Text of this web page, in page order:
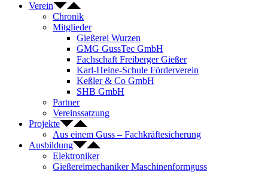
Verein
Chronik
Mitglieder
Gießerei Wurzen
GMG GussTec GmbH
Fachschaft Freiberger Gießer
Karl-Heine-Schule Förderverein
Keßler & Co GmbH
SHB GmbH
Partner
Vereinssatzung
Projekte
Aus einem Guss – Fachkräftesicherung
Ausbildung
Elektroniker
Gießereimechaniker Maschinenformguss